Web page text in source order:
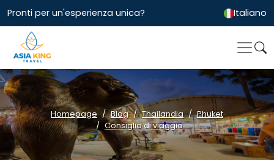
Pronti per un'esperienza unica? Italiano
Homepage Blog Thailandia
Phuket
Consiglio di viaggio